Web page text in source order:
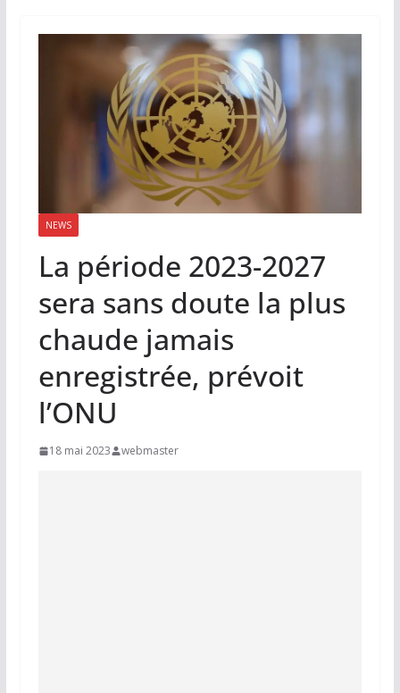
NEWS
La période 2023-2027
sera sans doute la plus
chaude jamais
enregistrée, prévoit
l’ONU
18 mai 2023 webmaster